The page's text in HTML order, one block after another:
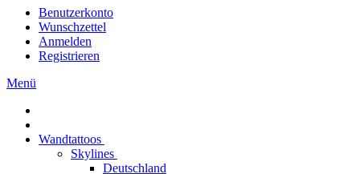
Benutzerkonto
Wunschzettel
Anmelden
Registrieren
Menü
Wandtattoos
Skylines
Deutschland